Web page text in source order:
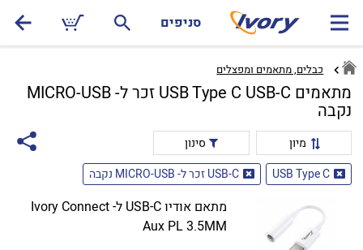
סניפים
כבלים, מתאמים ומפצלים
מתאמים USB Type C USB-C זכר ל- MICRO-USB
נקבה
מיון
סינון
USB Type C
USB-C זכר ל- MICRO-USB נקבה
מתאם אודיו USB-C ל- Ivory Connect
Aux PL 3.5MM